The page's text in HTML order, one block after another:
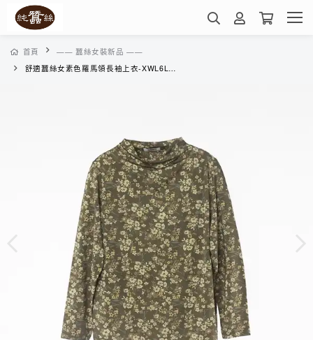
首頁
—— 蠶絲女裝新品 ——
舒適蠶絲女素色羅馬領長袖上衣-XWL6LN01JG( 花枝春香-墨綠)